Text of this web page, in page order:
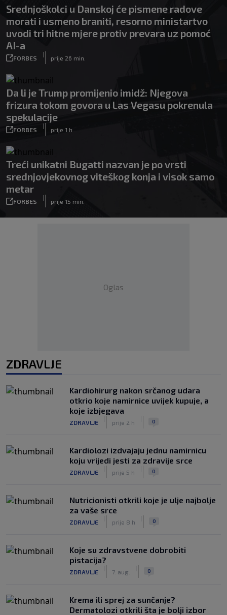
Srednjoškolci u Danskoj će pismene radove
morati i usmeno braniti, resorno ministartvo
uvodi tri hitne mjere protiv prevara uz pomoć
AI-a
FORBES
|
prije 26 min.
Da li je Trump promijenio imidž: Njegova
frizura tokom govora u Las Vegasu pokrenula
spekulacije
FORBES
|
prije 1 h
Treći unikatni Bugatti nazvan je po vrsti
srednjovjekovnog viteškog konja i visok samo
metar
FORBES
|
prije 15 min.
Oglas
ZDRAVLJE
Kardiohirurg nakon srčanog udara
otkrio koje namirnice uvijek kupuje, a
koje izbjegava
ZDRAVLJE prije 2 h 0
Kardiolozi izdvajaju jednu namirnicu
koju vrijedi jesti za zdravije srce
ZDRAVLJE prije 5 h 0
Nutricionisti otkrili koje je ulje najbolje
za vaše srce
ZDRAVLJE prije 8 h 0
Koje su zdravstvene dobrobiti
pistacija?
ZDRAVLJE 7. aug. 0
Krema ili sprej za sunčanje?
Dermatolozi otkrili šta je bolji izbor